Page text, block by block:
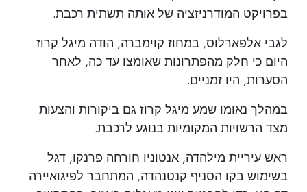
בפרויקט המודרניזציה של אותה תשתית רכבת.
לגבי אלפארלוס, במחוז קוימברה, הודה מיגל קרוז
היום כי חלק מהפתרונות שאומצו עד כה, לאחר
הסערות, היו זמניים.
במהלך נאומו שמע מיגל קרוז גם ביקורות והצעות
מצד הרשויות המקומיות בנוגע לרכבת.
ראש עיריית מילהדה, אנטוניו חורחה פרנקו, דגל
בשימוש בקו הסניף קנטנהדה, המתחבר לפיגואיירה